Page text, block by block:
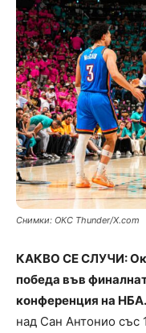
Снимки: ОКC Thunder/X.com
КАКВО СЕ СЛУЧИ:
победа във
конференция на НБА.
над Сан Антонио със